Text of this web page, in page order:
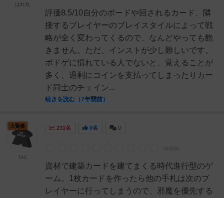
評価8.5/10自分のボードや回されるカード、隣
接するプレイヤーのプレイスタイルによって戦
略が全く変わってくるので、なんどやっても飽
きません。ただ、インストが少し難しいです。
ボドゲに慣れている人でないと、覚えることが
多く、過剰にコインを支払ってしまったりカー
ド同士のチェイン...
続きを読む（7年弱前）
はれ丸
231名 0名 0
資材で建築カードを建てまくる時代進行型のゲ
ーム。1枚カードを作ったら他の手札は次のプ
レイヤーに行ってしまうので、邪魔を優先する
大賢者
TAC